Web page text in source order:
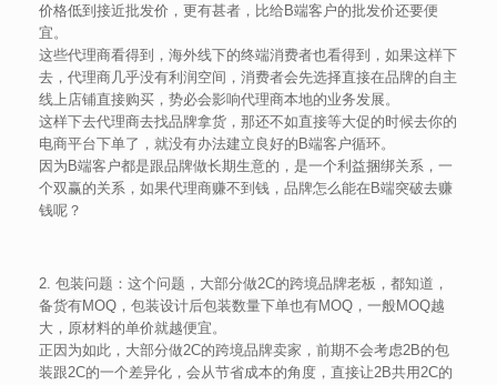
价格低到接近批发价，更有甚者，比给B端客户的批发价还要便
宜。
这些代理商看得到，海外线下的终端消费者也看得到，如果这样下
去，代理商几乎没有利润空间，消费者会先选择直接在品牌的自主
线上店铺直接购买，势必会影响代理商本地的业务发展。
这样下去代理商去找品牌拿货，那还不如直接等大促的时候去你的
电商平台下单了，就没有办法建立良好的B端客户循环。
因为B端客户都是跟品牌做长期生意的，是一个利益捆绑关系，一
个双赢的关系，如果代理商赚不到钱，品牌怎么能在B端突破去赚
钱呢？
2. 包装问题：这个问题，大部分做2C的跨境品牌老板，都知道，
备货有MOQ，包装设计后包装数量下单也有MOQ，一般MOQ越
大，原材料的单价就越便宜。
正因为如此，大部分做2C的跨境品牌卖家，前期不会考虑2B的包
装跟2C的一个差异化，会从节省成本的角度，直接让2B共用2C的